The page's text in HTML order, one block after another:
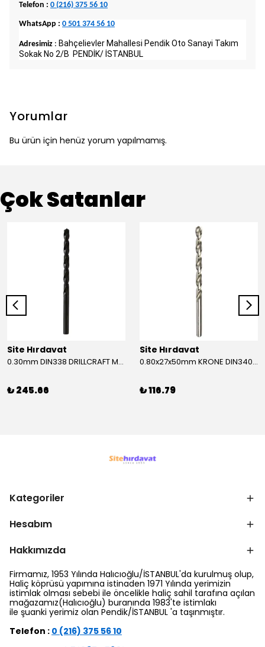
Telefon : 0 (216) 375 56 10
WhatsApp : 0 501 374 56 10
Adresimiz : Bahçelievler Mahallesi Pendik Oto Sanayi Takım
Sokak No 2/B PENDİK/ İSTANBUL
Yorumlar
Bu ürün için henüz yorum yapılmamış.
Çok Satanlar
Site Hırdavat
0.30mm DIN338 DRILLCRAFT MATKAP UCU HSS 10 Adet
₺ 245.66
Site Hırdavat
0.80x27x50mm KRONE DIN340 UZUN MATKAP UCU HSS 10 Adet
₺ 116.79
Kategoriler
Hesabım
Hakkımızda
Firmamız, 1953 Yılında Halıcıoğlu/İSTANBUL'da kurulmuş olup,
Haliç köprüsü yapımına istinaden 1971 Yılında yerimizin
istimlak olması sebebi ile öncelikle haliç sahil tarafına açılan
mağazamız(Halıcıoğlu) buranında 1983'te istimlakı
ile şuanki yerimiz olan Pendik/İSTANBUL 'a taşınmıştır.
Telefon : 0 (216) 375 56 10